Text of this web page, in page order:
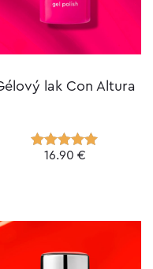
lak Con Altura
Hodnotenie
16.90 €